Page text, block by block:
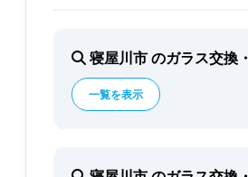
寝屋川市 のガラス交換
一覧を表示